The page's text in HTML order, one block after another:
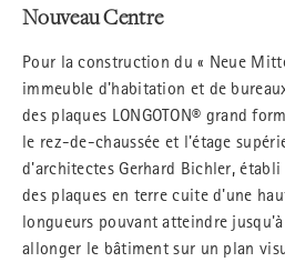
Nouveau Centre
Pour la construction du « Neue
immeuble d'habitation et de
des plaques LONGOTON® grand
le rez-de-chaussée et l'étage
d'architectes Gerhard Bichler,
des plaques en terre cuite d'une
longueurs pouvant atteindre
allonger le bâtiment sur un plan